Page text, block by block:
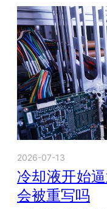
2026-07-13
冷却液开始
会被重写吗